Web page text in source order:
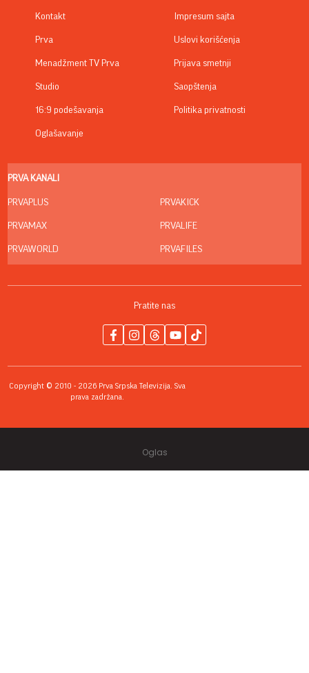
Kontakt
Prva
Menadžment TV Prva
Studio
16:9 podešavanja
Oglašavanje
Impresum sajta
Uslovi korišćenja
Prijava smetnji
Saopštenja
Politika privatnosti
PRVA KANALI
PRVAPLUS
PRVAMAX
PRVAWORLD
PRVAKICK
PRVALIFE
PRVAFILES
Pratite nas
Copyright © 2010 - 2026 Prva Srpska Televizija. Sva
prava zadržana.